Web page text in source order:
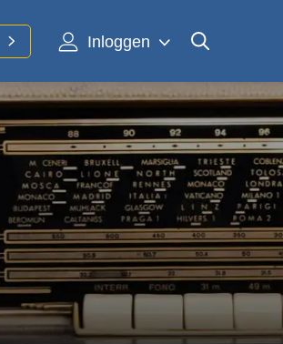
Inloggen